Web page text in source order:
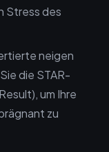
Stress des
neigen
die STAR-
um Ihre
zu